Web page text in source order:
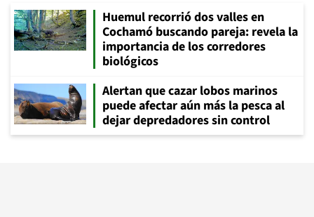
Huemul recorrió dos valles en
Cochamó buscando pareja: revela la
importancia de los corredores
biológicos
Alertan que cazar lobos marinos
puede afectar aún más la pesca al
dejar depredadores sin control